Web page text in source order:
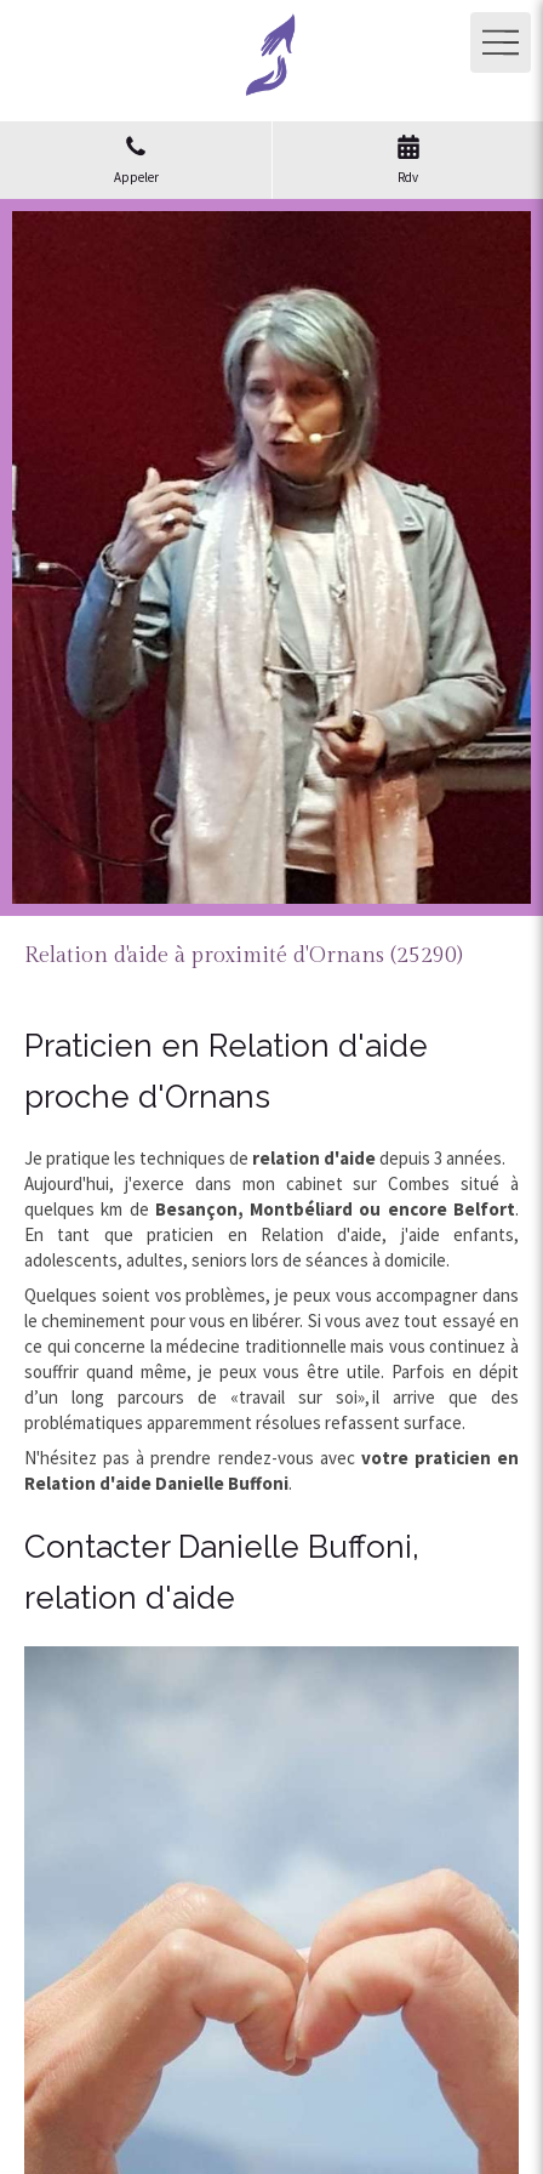
Appeler Rdv
Relation d'aide à proximité d'Ornans (25290)
Praticien en Relation d'aide
proche d'Ornans
Je pratique les techniques de relation d'aidedepuis 3 années.
Aujourd'hui, j'exerce dans mon cabinet sur Combes situé à
quelques km de Besançon, Montbéliard ou encore Belfort.
En tant que praticien en Relation d'aide, j'aide enfants,
adolescents, adultes, seniors lors de séances à domicile.
Quelques soient vos problèmes, je peux vous accompagner dans
le cheminement pour vous en libérer. Si vous avez tout essayé en
ce qui concerne la médecine traditionnelle mais vous continuez à
souffrir quand même, je peux vous être utile. Parfois en dépit
d’un long parcours de «travail sur soi», il arrive que des
problématiques apparemment résolues refassent surface.
N'hésitez pas à prendre rendez-vous avec votre praticien en
Relation d'aide Danielle Buffoni.
Contacter Danielle Buffoni,
relation d'aide